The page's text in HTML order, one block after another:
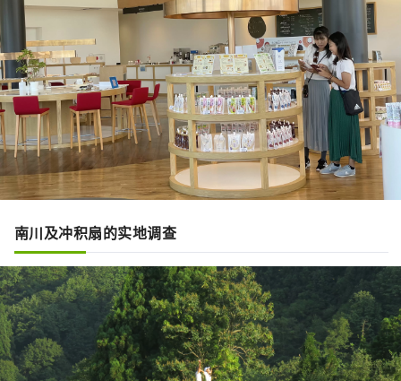
南川及冲积扇的实地调查